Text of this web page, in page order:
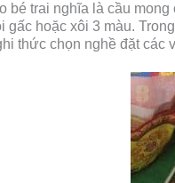
bé trai nghĩa là cầu
gấc hoặc xôi 3 màu.
thức chọn nghề đặt các